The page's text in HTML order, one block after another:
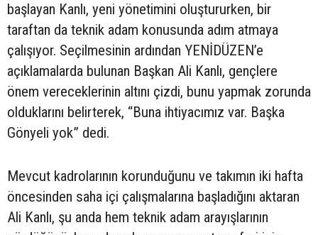
başlayan Kanlı, yeni yönetimini oluştururken, bir
taraftan da teknik adam konusunda adım atmaya
çalışıyor. Seçilmesinin ardından YENİDÜZEN’e
açıklamalarda bulunan Başkan Ali Kanlı, gençlere
önem vereceklerinin altını çizdi, bunu yapmak zorunda
olduklarını belirterek, “Buna ihtiyacımız var. Başka
Gönyeli yok” dedi.
Mevcut kadrolarının korunduğunu ve takımın iki hafta
öncesinden saha içi çalışmalarına başladığını aktaran
Ali Kanlı, şu anda hem teknik adam arayışlarının